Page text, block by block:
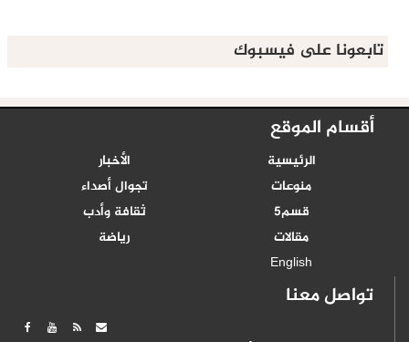
تابعونا على فيسبوك
أقسام الموقع
الرئيسية
الأخبار
منوعات
تجوال أصداء
قسم5
ثقافة وأدب
مقالات
رياضة
English
تواصل معنا